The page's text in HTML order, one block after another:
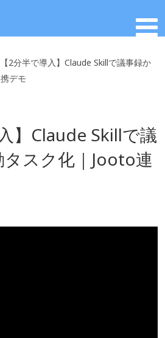
【2分半で導入】Claude Skillで議事録か
デモ
】Claude Skillで議
スク化｜Jooto連